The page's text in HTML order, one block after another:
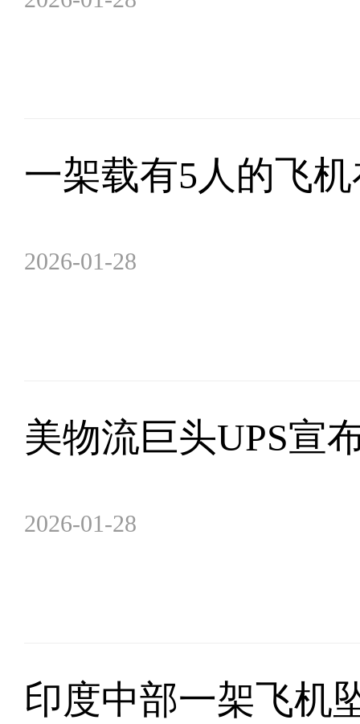
一架载有5人的飞
2026-01-28
美物流巨头UPS宣
2026-01-28
印度中部一架飞机